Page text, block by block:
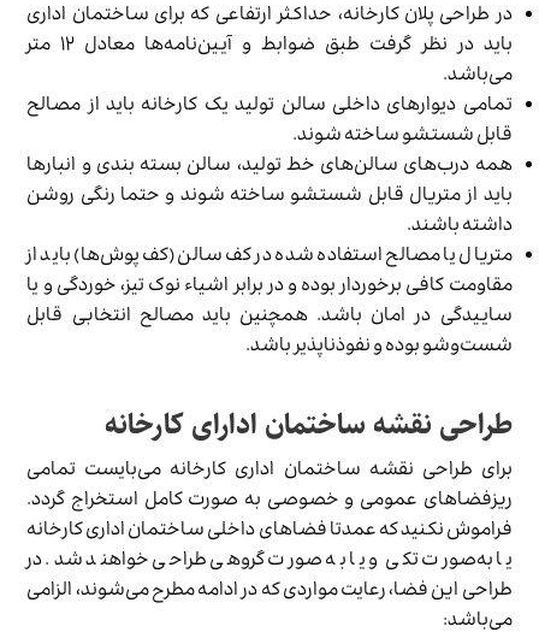
در طراحی پلان کارخانه، حداکثر ارتفاعی که برای ساختمان اداری
باید در نظر گرفت طبق ضوابط و آیین‌نامه‌ها معادل ۱۲ متر
می‌باشد.
تمامی دیوارهای داخلی سالن تولید یک کارخانه باید از مصالح
قابل شستشو ساخته شوند.
همه درب‌های سالن‌های خط تولید، سالن بسته بندی و انبارها
باید از متریال قابل شستشو ساخته شوند و حتما رنگی روشن
داشته باشند.
متریال یا مصالح استفاده شده در کف سالن (کف پوش‌ها) باید از
مقاومت کافی برخوردار بوده و در برابر اشیاء نوک تیز، خوردگی و یا
ساییدگی در امان باشد. همچنین باید مصالح انتخابی قابل
شست‌وشو بوده و نفوذناپذیر باشد.
طراحی نقشه ساختمان ادارای کارخانه
برای طراحی نقشه ساختمان اداری کارخانه می‌بایست تمامی
ریزفضاهای عمومی و خصوصی به صورت کامل استخراج گردد.
فراموش نکنید که عمدتا فضاهای داخلی ساختمان اداری کارخانه
یا به‌صورت تکی و یا به صورت گروهی طراحی خواهند شد. در
طراحی این فضا، رعایت مواردی که در ادامه مطرح می‌شوند، الزامی
می‌باشد: